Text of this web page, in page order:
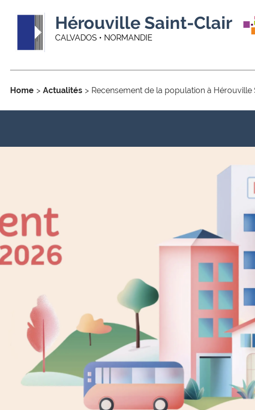
Hérouville Saint-Clair
CALVADOS • NORMANDIE
Home Actualités Recensement de la population à